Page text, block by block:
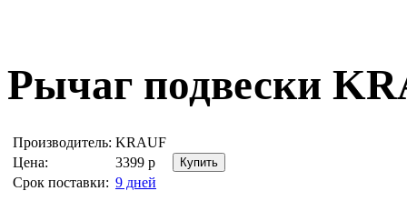
Рычаг подвески
Производитель: KRAUF
Цена:
3399 р
Срок поставки: 9 дней